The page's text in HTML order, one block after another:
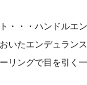
・・・ハンドルエ
いたエンデュラン
リングで目を引く一